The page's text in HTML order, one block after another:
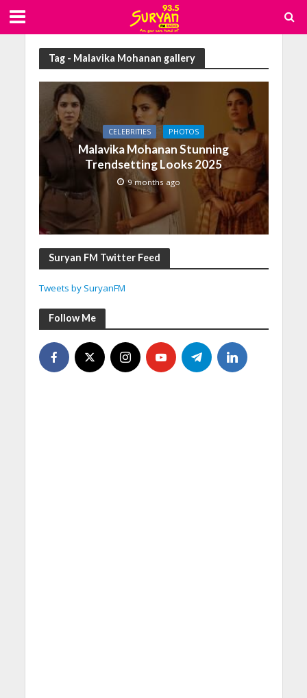
Tag - Malavika Mohanan gallery
CELEBRITIES PHOTOS
Malavika Mohanan Stunning
Trendsetting Looks 2025
9 months ago
Suryan FM Twitter Feed
Tweets by SuryanFM
Follow Me